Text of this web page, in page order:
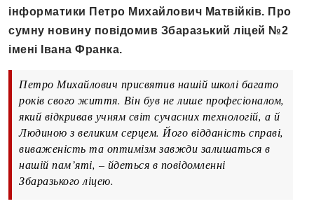
інформатики Петро Михайлович Матвійків. Про
сумну новину повідомив Збаразький ліцей №2
імені Івана Франка.
Петро Михайлович присвятив нашій школі багато
років свого життя. Він був не лише професіоналом,
який відкривав учням світ сучасних технологій, а й
Людиною з великим серцем. Його відданість справі,
виваженість та оптимізм завжди залишаться в
нашій пам’яті, – йдеться в повідомленні
Збаразького ліцею.